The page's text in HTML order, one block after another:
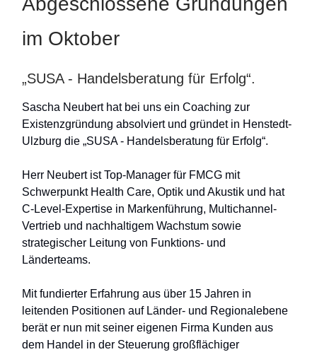
im Oktober
„SUSA - Handelsberatung für Erfolg“.
Sascha Neubert hat bei uns ein Coaching zur
Existenzgründung absolviert und gründet in Henstedt-
Ulzburg die „SUSA - Handelsberatung für Erfolg“.
Herr Neubert ist Top-Manager für FMCG mit
Schwerpunkt Health Care, Optik und Akustik und hat
C-Level-Expertise in Markenführung, Multichannel-
Vertrieb und nachhaltigem Wachstum sowie
strategischer Leitung von Funktions- und
Länderteams.
Mit fundierter Erfahrung aus über 15 Jahren in
leitenden Positionen auf Länder- und Regionalebene
berät er nun mit seiner eigenen Firma Kunden aus
dem Handel in der Steuerung großflächiger